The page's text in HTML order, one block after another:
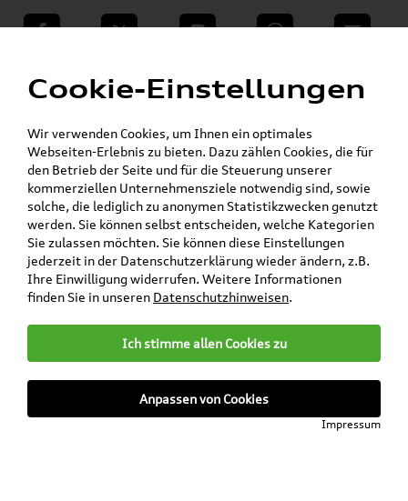
teilen Twitter Instagram WhatsApp E-Mail
Skoda Shop - Skoda Originalteile und Zubehör
» Volkswagen Produkte
Mein Kundenkonto Warenkorb
Artikel für ihr Modell
Marke wählen
Modell wählen
Karosserieform wählen
Cookie-Einstellungen
Wir verwenden Cookies, um Ihnen ein optimales
Webseiten-Erlebnis zu bieten. Dazu zählen Cookies, die für
den Betrieb der Seite und für die Steuerung unserer
kommerziellen Unternehmensziele notwendig sind, sowie
solche, die lediglich zu anonymen Statistikzwecken genutzt
werden. Sie können selbst entscheiden, welche Kategorien
Sie zulassen möchten. Sie können diese Einstellungen
jederzeit in der Datenschutzerklärung wieder ändern, z.B.
Ihre Einwilligung widerrufen. Weitere Informationen
finden Sie in unseren Datenschutzhinweisen.
Ich stimme allen Cookies zu
Anpassen von Cookies
Impressum